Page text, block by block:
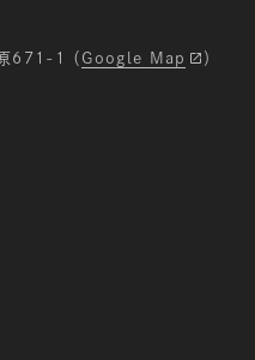
671-1 （ Google Map
）